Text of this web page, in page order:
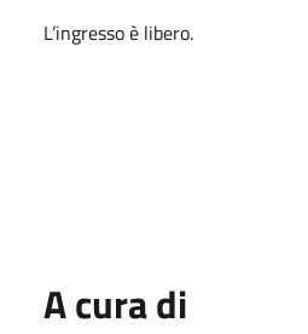
L’ingresso è libero.
A cura di